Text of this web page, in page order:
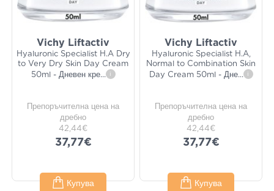
Vichy Liftactiv
Hyaluronic Specialist H.A Dry
to Very Dry Skin Day Cream
50ml - Дневен кре... i
Препоръчителна цена на
дребно
42,44€
37,77€
Купува
Vichy Liftactiv
Hyaluronic Specialist H.A,
Normal to Combination Skin
Day Cream 50ml - Дне... i
Препоръчителна цена на
дребно
42,44€
37,77€
Купува